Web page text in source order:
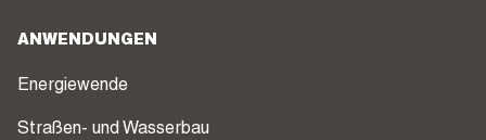
ANWENDUNGEN
Energiewende
Straßen- und Wasserbau